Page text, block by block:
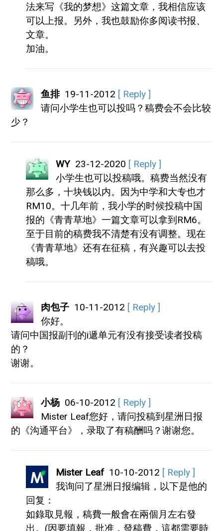
法来写《我的梦想》这篇文章，我相信应该
可以上报。另外，我也鼓励你多阅读书报、
文章。
加油。
鱼排 19-11-2012
[ Reply ]
请问小学生也可以投吗？稿费会不会比较
少？
WY 23-12-2020
[ Reply ]
小学生也可以投稿哦。稿费当然没有
那么多，十块钱以内。因为中学和大专也才
RM10。十几年前，我小学的时候投稿中国
报的《青青草地》一篇文章可以拿到RM6。
至于目前的稿费我不清楚有没有调整。现在
《青青草地》还有在征稿，有兴趣可以去投
稿哦。
肉包子 10-11-2012
[ Reply ]
你好。
请问中国报副刊的i遞单元有没有接受读者投稿
的？
谢谢。
小杨 06-10-2012
[ Reply ]
Mister Leaf您好，请问投稿到星洲日报
的《沟通平台》，录取了有稿酬吗？谢谢您。
Mister Leaf 10-10-2012
[ Reply ]
我询问了星洲日报编辑，以下是他的
回复：
如錄取見報，稿費一般會在兩個月左右發
出。(因要填報，批准，發稿費，這都需要時